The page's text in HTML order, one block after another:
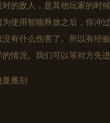
的敌人，是其他玩家的时
使用智能释放之后，你冲
没有什么伤害了。所以有经
情况。我们可以等对方先
雁别